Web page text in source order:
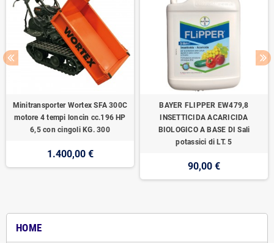
HOME
Minitransporter Wortex SFA 300C
motore 4 tempi loncin cc.196 HP
6,5 con cingoli KG. 300
1.400,00 €
BAYER FLIPPER EW479,8
INSETTICIDA ACARICIDA
BIOLOGICO A BASE DI Sali
potassici di LT. 5
90,00 €